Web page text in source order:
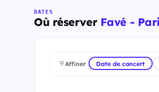
DATES
Où réserver Favé -
Affiner Date de concert